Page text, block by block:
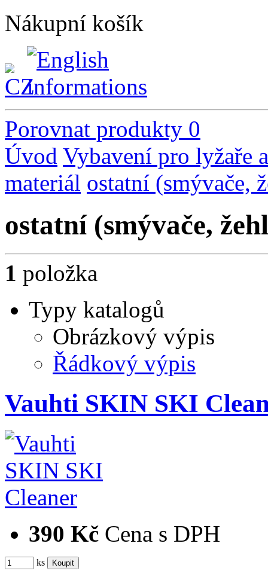
Nákupní košík
Porovnat produkty 0
Úvod Vybavení pro lyžaře
materiál ostatní (smývače,
ostatní (smývače,
1 položka
Typy katalogů
Obrázkový výpis
Řádkový výpis
Vauhti SKIN SKI
390 Kč Cena s DPH
ks